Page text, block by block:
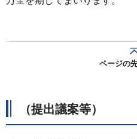
ページの
（提出議案等）